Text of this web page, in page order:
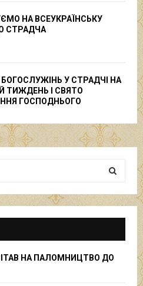
НА ВСЕУКРАЇНСЬКУ
СТРАДЧА
У СТРАДЧІ НА
ТИЖДЕНЬ І СВЯТО
ГОСПОДНЬОГО
S
E
A
НА ПАЛОМНИЦТВО ДО